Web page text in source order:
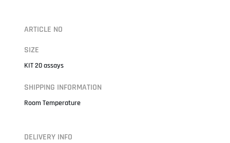
ARTICLE NO
SIZE
KIT 20 assays
SHIPPING INFORMATION
Room Temperature
DELIVERY INFO